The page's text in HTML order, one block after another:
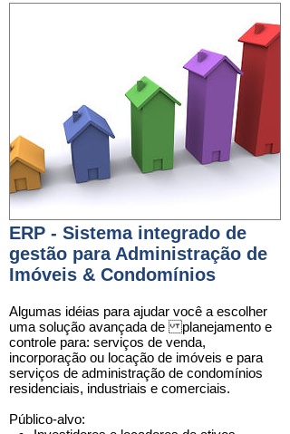
ERP - ​Sistema integrado de
gestão para Administração de
Imóveis & Condomínios
Algumas idéias para ajudar você a escolher
uma solução avançada de planejamento e
controle para: serviços de venda,
incorporação ou locação de imóveis e para
serviços de administração de condomínios
residenciais, industriais e comerciais.
Público-alvo: